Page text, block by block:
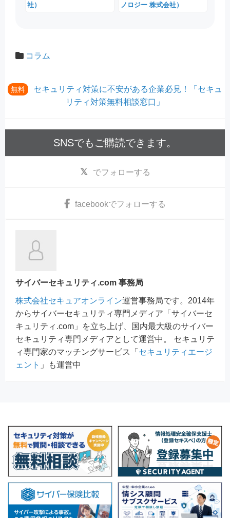
社）
ノロジー 株式会社）
コラム
無料
セキュリティ対策に不安がある企業必見！「セキュ
リティ対策無料相談窓口」
SNSでもご購読できます。
でフォローする
facebookでフォローする
サイバーセキュリティ.com 事務局
株式会社セキュアオンライン運営事務局です。2014年
からサイバーセキュリティ専門メディア「サイバーセ
キュリティ.com」を立ち上げ、国内最大級のサイバー
セキュリティ専門メディアとして運営中。 セキュリテ
ィ専門家のマッチングサービス「 セキュリティエージ
ェント 」も運営中